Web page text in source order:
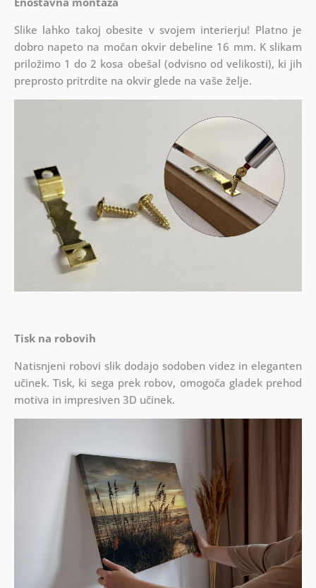
Slike lahko takoj obesite v svojem interierju! Platno je
dobro napeto na močan okvir debeline 16 mm. K slikam
priložimo 1 do 2 kosa obešal (odvisno od velikosti), ki jih
preprosto pritrdite na okvir glede na vaše želje.
Tisk na robovih
Natisnjeni robovi slik dodajo sodoben videz in eleganten
učinek. Tisk, ki sega prek robov, omogoča gladek prehod
motiva in impresiven 3D učinek.